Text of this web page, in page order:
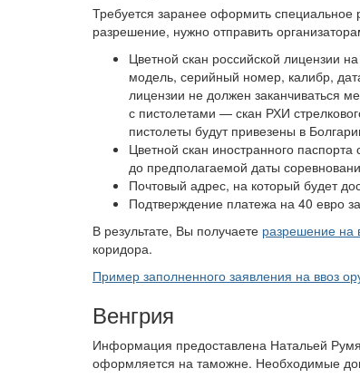
Требуется заранее оформить
разрешение, нужно отправить
Цветной скан российской лицензии
модель, серийный номер, калибр,
лицензии не должен заканчиваться
с пистолетами — скан РХИ
пистолеты будут привезены в
Цветной скан иностранного
до предполагаемой даты
Почтовый адрес, на который будет
Подтверждение платежа на 40 евро
В результате, Вы получаете разрешение на
коридора.
Пример заполненного заявления на ввоз
Венгрия
Информация предоставлена Натальей
оформляется на таможне. Необходимые